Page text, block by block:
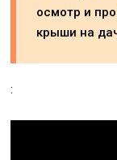
осмотр и
крыши на
: